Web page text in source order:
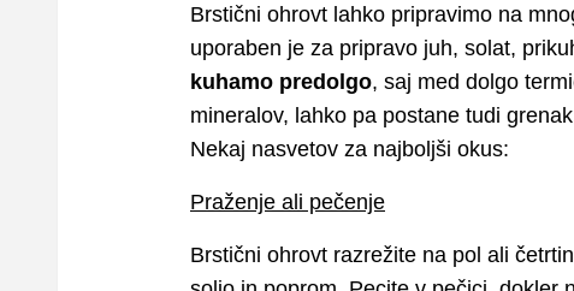
Brstični ohrovt lahko pripravimo na
uporaben je za pripravo juh, solat,
kuhamo predolgo, saj med dolgo
mineralov, lahko pa postane tudi
Nekaj nasvetov za najboljši okus:
Praženje ali pečenje
Brstični ohrovt razrežite na pol ali